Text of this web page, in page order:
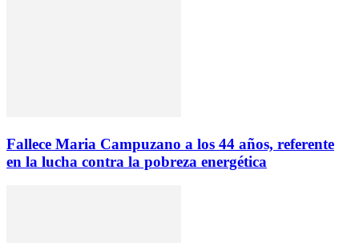
Fallece Maria Campuzano a los 44 años, referente
en la lucha contra la pobreza energética